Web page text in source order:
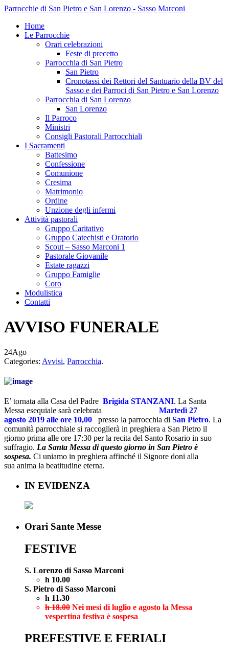
Parrocchie di San Pietro e San Lorenzo - Sasso Marconi
Home
Le Parrocchie
Orari celebrazioni
Feste di precetto
Parrocchia di San Pietro
San Pietro
Cronotassi dei Rettori del Santuario della BV del
Sasso e dei Parroci di San Pietro e San Lorenzo
Parrocchia di San Lorenzo
San Lorenzo
Il Parroco
Ministri
Consigli Pastorali Parrocchiali
I Sacramenti
Battesimo
Confessione
Comunione
Cresima
Matrimonio
Ordine
Unzione degli infermi
Attività pastorali
Gruppo Caritativo
Gruppo Catechisti e Oratorio
Scout – Sasso Marconi 1
Pastorale Giovanile
Estate ragazzi
Gruppo Famiglie
Coro
Modulistica
Contatti
AVVISO FUNERALE
24Ago
Categories: Avvisi, Parrocchia.
E’ tornata alla Casa del Padre Brigida STANZANI. La Santa
Messa esequiale sarà celebrata
Martedì 27
agosto 2019 alle ore 10,00 presso la parrocchia di San Pietro. La
comunità parrocchiale si raccoglierà in preghiera a San Pietro il
giorno prima alle ore 17:30 per la recita del Santo Rosario in suo
suffragio. La Santa Messa di questo giorno in San Pietro è
sospesa. Ci uniamo in preghiera affinché il Signore doni alla
sua anima la beatitudine eterna.
IN EVIDENZA
Orari Sante Messe
FESTIVE
S. Lorenzo di Sasso Marconi
h 10.00
S. Pietro di Sasso Marconi
h 11.30
h 18.00 Nei mesi di luglio e agosto la Messa
vespertina festiva è sospesa
PREFESTIVE E FERIALI